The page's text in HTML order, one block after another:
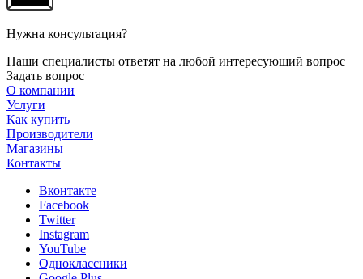
Нужна консультация?
Наши специалисты ответят на любой интересующий вопрос
Задать вопрос
О компании
Услуги
Как купить
Производители
Магазины
Контакты
Вконтакте
Facebook
Twitter
Instagram
YouTube
Одноклассники